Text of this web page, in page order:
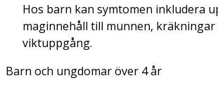
Hos barn kan symtomen inkludera
maginnehåll till munnen,
viktuppgång.
Barn och ungdomar över 4 år